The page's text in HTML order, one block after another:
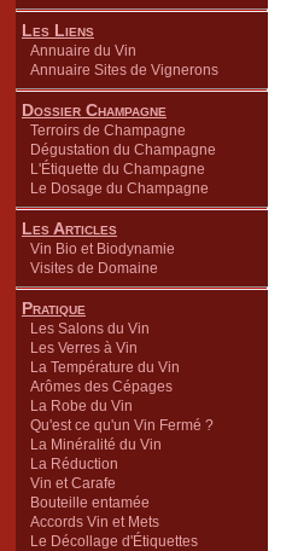
Les Liens
Annuaire du Vin
Annuaire Sites de Vignerons
Dossier Champagne
Terroirs de Champagne
Dégustation du Champagne
L'Étiquette du Champagne
Le Dosage du Champagne
Les Articles
Vin Bio et Biodynamie
Visites de Domaine
Pratique
Les Salons du Vin
Les Verres à Vin
La Température du Vin
Arômes des Cépages
La Robe du Vin
Qu'est ce qu'un Vin Fermé ?
La Minéralité du Vin
La Réduction
Vin et Carafe
Bouteille entamée
Accords Vin et Mets
Le Décollage d'Étiquettes